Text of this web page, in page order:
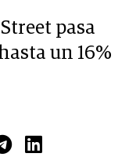
pasa
un 16%